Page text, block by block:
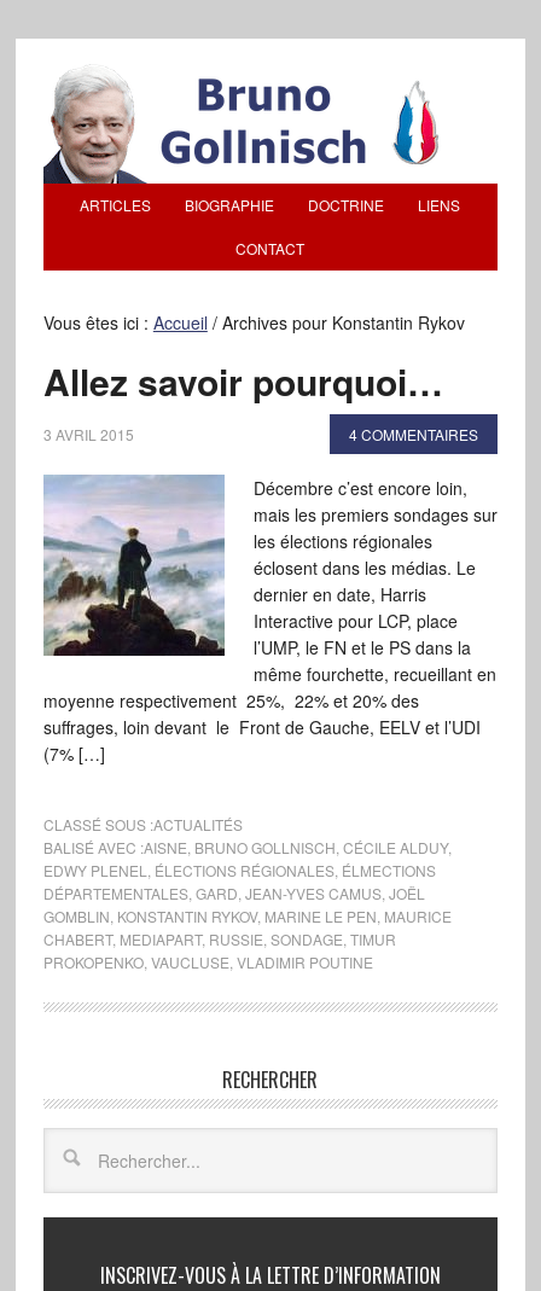
ARTICLES BIOGRAPHIE DOCTRINE LIENS
CONTACT
Vous êtes ici : Accueil /Archives pour Konstantin Rykov
Allez savoir pourquoi…
3 AVRIL 2015 4 COMMENTAIRES
Décembre c’est encore loin,
mais les premiers sondages sur
les élections régionales
éclosent dans les médias. Le
dernier en date, Harris
Interactive pour LCP, place
l’UMP, le FN et le PS dans la
même fourchette, recueillant en
moyenne respectivement 25%, 22% et 20% des
suffrages, loin devant le Front de Gauche, EELV et l’UDI
(7% […]
CLASSÉ SOUS :ACTUALITÉS
BALISÉ AVEC :AISNE BRUNO GOLLNISCH CÉCILE ALDUY,
EDWY PLENEL
ÉLECTIONS RÉGIONALES, ÉLMECTIONS
DÉPARTEMENTALES, GARD JEAN-YVES CAMUS, JOËL
GOMBLIN KONSTANTIN RYKOV, MARINE LE PEN MAURICE
CHABERT, MEDIAPART, RUSSIE SONDAGE TIMUR
PROKOPENKO, VAUCLUSE VLADIMIR POUTINE
RECHERCHER
INSCRIVEZ-VOUS À LA LETTRE D’INFORMATION